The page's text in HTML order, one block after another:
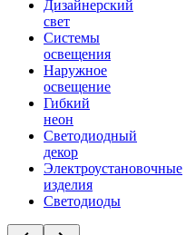
Дизайнерский
свет
Системы
освещения
Наружное
освещение
Гибкий
неон
Светодиодный
декор
Электроустановочные
изделия
Светодиоды